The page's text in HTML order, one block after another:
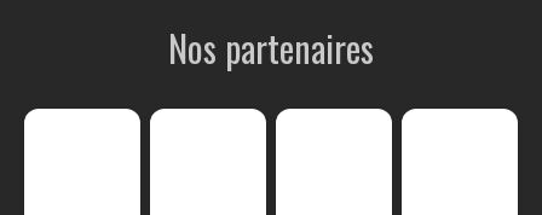
Nos partenaires